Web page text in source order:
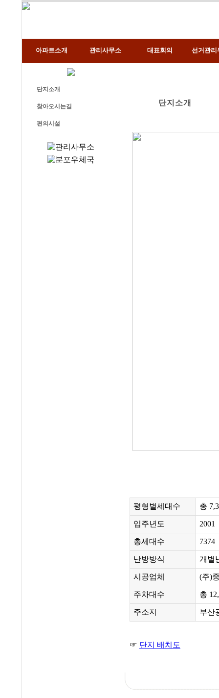
아파트소개 관리사무소 대표회의 선거관리
단지소개
찾아오시는길
편의시설
단지소개
평형별세대수 총
입주년도 2001
총세대수 7374
난방방식 개별
시공업체 (주)
주차대수 총
주소지 부산
☞ 단지 배치도